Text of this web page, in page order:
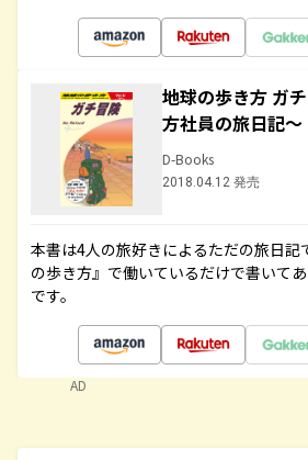
地球の歩き方 ガ
方社員の旅日記～
D-Books
2018.04.12 発売
本書は4人の旅好きによるただの旅日記
の歩き方』で働いているだけで書いて
です。
AD